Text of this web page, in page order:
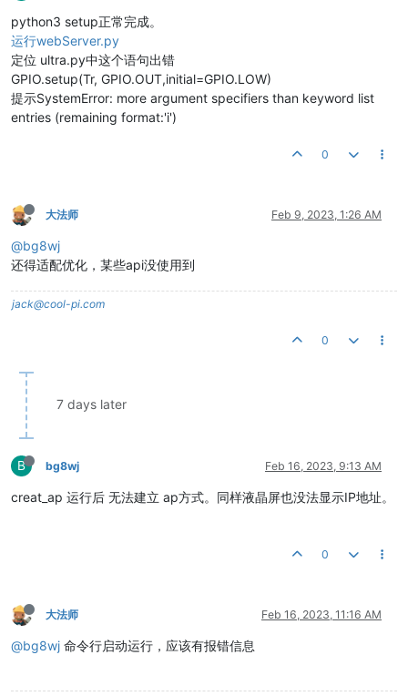
python3 setup正常完成。
运行webServer.py
定位 ultra.py中这个语句出错
GPIO.setup(Tr, GPIO.OUT,initial=GPIO.LOW)
提示SystemError: more argument specifiers than keyword list
entries (remaining format:'i')
0
大法师 Feb 9, 2023, 1:26 AM
@bg8wj
还得适配优化，某些api没使用到
jack@cool-pi.com
0
7 days later
B bg8wj Feb 16, 2023, 9:13 AM
creat_ap 运行后 无法建立 ap方式。同样液晶屏也没法显示IP地址。
0
大法师 Feb 16, 2023, 11:16 AM
@bg8wj 命令行启动运行，应该有报错信息